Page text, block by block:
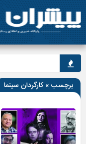
برچسب » کارگردان سینما